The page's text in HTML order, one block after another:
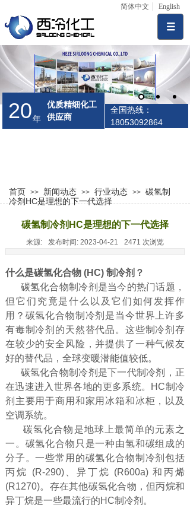
简体中文 English
年
20
优质精细化工
供应商
全国热线：
18053092864
首页 >> 新闻动态 >> 行业动态 >> 碳氢制
冷剂HC是理想的下一代选择
碳氢制冷剂HC是理想的下一代选择
来源: 发布时间: 2023-04-21 2471 次浏览
什么是碳氢化合物 (HC) 制冷剂？
碳氢化合物制冷剂是当今的热门话题，
但它们究竟是什么以及它们如何发挥作
用？碳氢化合物制冷剂是当今世界上许多
有毒制冷剂的天然替代品。这些制冷剂存
在较少的安全风险，并提供了一种气候友
好的替代品，全球变暖潜能值较低。
碳氢化合物制冷剂是下一代制冷剂，正
在迅速进入世界各地的更多系统。HC制冷
剂主要用于商用和家用冰箱和冰柜，以及
空调系统。
碳氢化合物是地球上最简单的元素之
一。碳氢化合物只是一种由氢和碳组成的
分子。一些常用的碳氢化合物制冷剂包括
丙烷 (R-290)、异丁烷 (R600a) 和丙烯
(R1270)。存在其他碳氢化合物，但丙烷和
异丁烷是一些最流行的HC制冷剂。